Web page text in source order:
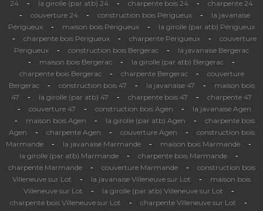
24
- la girolle (par atb) 24 - charpente bois 24 - charpente 24
- couverture 24 - construction bois Périgueux -
la javanaise
Périgueux
- maison bois Périgueux - la girolle (par atb) Périgueux
- charpente bois Périgueux - charpente Périgueux -
couverture
Périgueux
- construction bois Bergerac - la javanaise Bergerac
- maison bois Bergerac - la girolle (par atb) Bergerac -
charpente bois Bergerac - charpente Bergerac -
couverture
Bergerac
- construction bois 47 - la javanaise 47 -
maison bois
47
- la girolle (par atb) 47 - charpente bois 47 - charpente 47
- couverture 47 - construction bois Agen - la javanaise Agen
- maison bois Agen - la girolle (par atb) Agen -
charpente bois
Agen
- charpente Agen - couverture Agen -
construction bois
Marmande
- la javanaise Marmande - maison bois Marmande -
la girolle (par atb) Marmande - charpente bois Marmande -
charpente Marmande - couverture Marmande -
construction bois
Villeneuve sur Lot
- la javanaise Villeneuve sur Lot -
maison bois
Villeneuve sur Lot
- la girolle (par atb) Villeneuve sur Lot -
charpente bois Villeneuve sur Lot - charpente Villeneuve sur Lot -